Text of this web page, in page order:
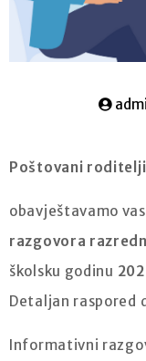
Poštovani
obavještavamo
razgovora
školsku godinu
Detaljan raspored
Informativni